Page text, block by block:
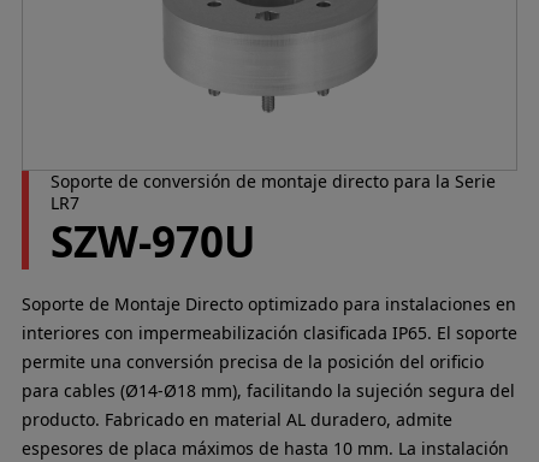
Soporte de conversión de montaje directo para la Serie
LR7
SZW-970U
Soporte de Montaje Directo optimizado para instalaciones en
interiores con impermeabilización clasificada IP65. El soporte
permite una conversión precisa de la posición del orificio
para cables (Ø14-Ø18 mm), facilitando la sujeción segura del
producto. Fabricado en material AL duradero, admite
espesores de placa máximos de hasta 10 mm. La instalación